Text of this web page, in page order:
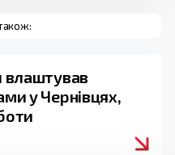
влаштував
у Чернівцях,